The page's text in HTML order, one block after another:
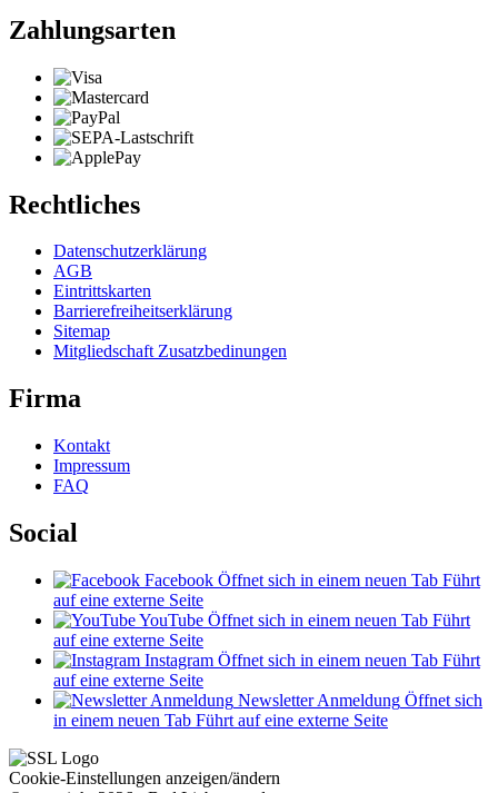
Zahlungsarten
Rechtliches
Datenschutzerklärung
AGB
Eintrittskarten
Barrierefreiheitserklärung
Sitemap
Mitgliedschaft Zusatzbedinungen
Firma
Kontakt
Impressum
FAQ
Social
Facebook Öffnet sich in einem neuen Tab Führt
auf eine externe Seite
YouTube Öffnet sich in einem neuen Tab Führt
auf eine externe Seite
Instagram Öffnet sich in einem neuen Tab Führt
auf eine externe Seite
Newsletter Anmeldung Öffnet sich
in einem neuen Tab Führt auf eine externe Seite
Cookie-Einstellungen anzeigen/ändern